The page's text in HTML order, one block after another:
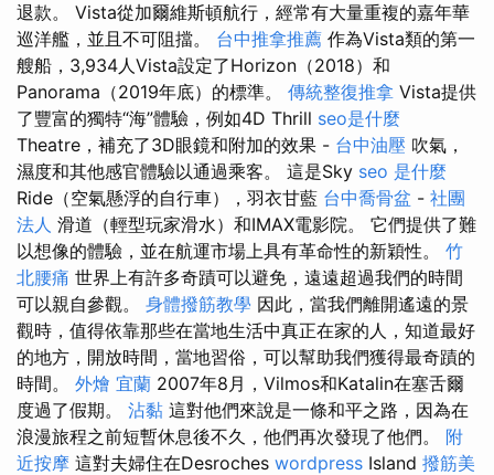
退款。 Vista從加爾維斯頓航行，經常有大量重複的嘉年華
巡洋艦，並且不可阻擋。 台中推拿推薦 作為Vista類的第一
艘船，3,934人Vista設定了Horizo​​n（2018）和
Panorama（2019年底）的標準。 傳統整復推拿 Vista提供
了豐富的獨特“海”體驗，例如4D Thrill seo是什麼
Theatre，補充了3D眼鏡和附加的效果 - 台中油壓 吹氣，
濕度和其他感官體驗以通過乘客。 這是Sky seo 是什麼
Ride（空氣懸浮的自行車），羽衣甘藍 台中喬骨盆 - 社團
法人 滑道（輕型玩家滑水）和IMAX電影院。 它們提供了難
以想像的體驗，並在航運市場上具有革命性的新穎性。 竹
北腰痛 世界上有許多奇蹟可以避免，遠遠超過我們的時間
可以親自參觀。 身體撥筋教學 因此，當我們離開遙遠的景
觀時，值得依靠那些在當地生活中真正在家的人，知道最好
的地方，開放時間，當地習俗，可以幫助我們獲得最奇蹟的
時間。 外燴 宜蘭 2007年8月，Vilmos和Katalin在塞舌爾
度過了假期。 沾黏 這對他們來說是一條和平之路，因為在
浪漫旅程之前短暫休息後不久，他們再次發現了他們。 附
近按摩 這對夫婦住在Desroches wordpress Island 撥筋美